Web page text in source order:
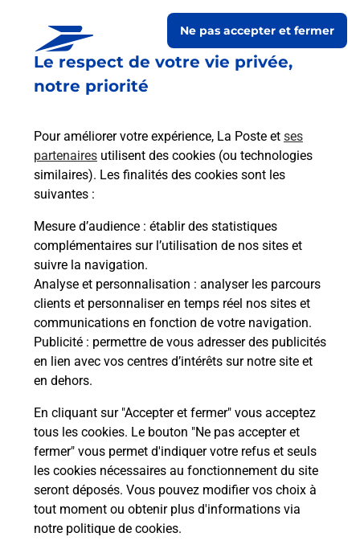
Le respect de votre vie privée,
notre priorité
Pour améliorer votre expérience, La Poste et ses
partenaires utilisent des cookies (ou technologies
similaires). Les finalités des cookies sont les
suivantes :
Mesure d’audience : établir des statistiques
complémentaires sur l’utilisation de nos sites et
suivre la navigation.
Analyse et personnalisation : analyser les parcours
clients et personnaliser en temps réel nos sites et
communications en fonction de votre navigation.
Publicité : permettre de vous adresser des publicités
en lien avec vos centres d’intérêts sur notre site et
en dehors.
En cliquant sur "Accepter et fermer" vous acceptez
tous les cookies. Le bouton "Ne pas accepter et
fermer" vous permet d'indiquer votre refus et seuls
les cookies nécessaires au fonctionnement du site
seront déposés. Vous pouvez modifier vos choix à
tout moment ou obtenir plus d'informations via
notre politique de cookies.
Ne pas accepter et fermer
Est-il possible d’acheter un
emballage directement depuis un
Comment demander une
modification de livraison ?
Comment La Poste participe-t-elle
à votre sécurité au quotidien ?
Puis-je passer mon code de la route
avec La Poste et sous quelles
conditions ?
Localiser Liste Ain VIEU D IZENAVE